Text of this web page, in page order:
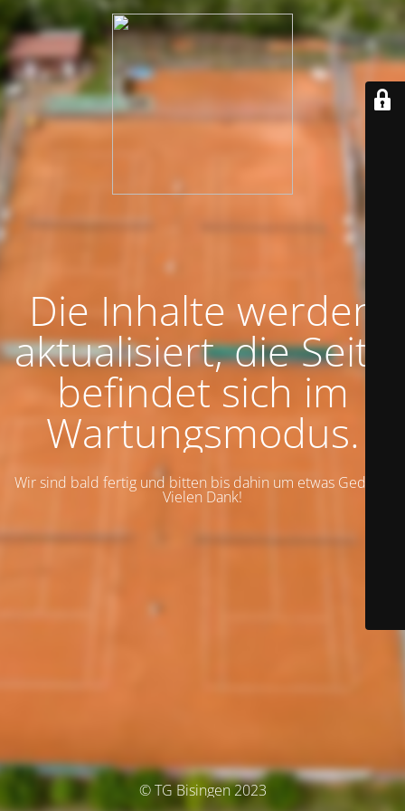
Die Inhalte werden
aktualisiert, die Seite
befindet sich im
Wartungsmodus.
Wir sind bald fertig und bitten bis dahin um etwas Geduld.
Vielen Dank!
© TG Bisingen 2023